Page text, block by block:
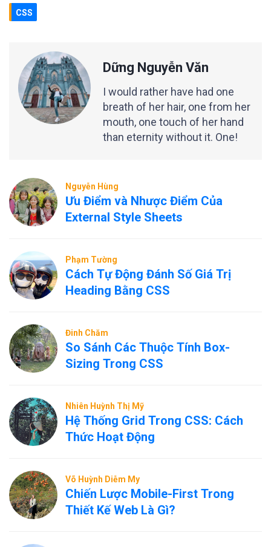
CSS
Dững Nguyễn Văn
I would rather have had one
breath of her hair, one from her
mouth, one touch of her hand
than eternity without it. One!
Nguyễn Hùng
Ưu Điểm và Nhược Điểm Của
External Style Sheets
Phạm Tường
Cách Tự Động Đánh Số Giá Trị
Heading Bằng CSS
Đinh Chăm
So Sánh Các Thuộc Tính Box-
Sizing Trong CSS
Nhiên Huỳnh Thị Mỹ
Hệ Thống Grid Trong CSS: Cách
Thức Hoạt Động
Võ Huỳnh Diễm My
Chiến Lược Mobile-First Trong
Thiết Kế Web Là Gì?